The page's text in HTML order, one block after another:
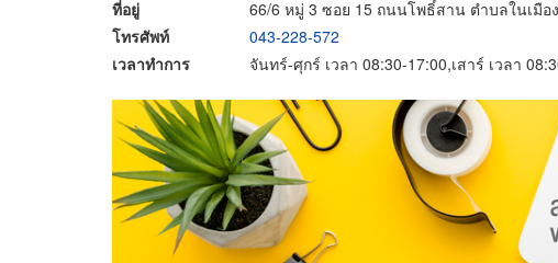
ที่อยู่
66/6 หมู่ 3 ซอย 15 ถนนโพธิ์สาน ตำบลในเมื
โทรศัพท์
043-228-572
เวลาทำการ
จันทร์-ศุกร์ เวลา 08:30-17:00,เสาร์ เวลา